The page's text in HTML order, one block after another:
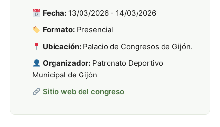
Fecha: 13/03/2026 - 14/03/2026
Formato: Presencial
Ubicación: Palacio de Congresos de Gijón.
Organizador: Patronato Deportivo
Municipal de Gijón
Sitio web del congreso